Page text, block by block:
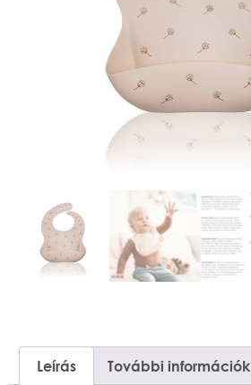
Leírás További információk